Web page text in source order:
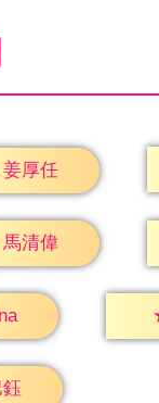
姜厚任
馬清偉
鈺